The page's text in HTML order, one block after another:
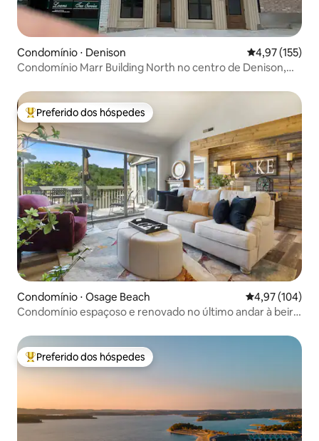
Condomínio ⋅ Denison 4,97 de uma
4,97 (155)
Condomínio Marr Building North no centro de Denison,
Entre os melhores preferidos dos hóspedes
Preferido dos hóspedes
Condomínio ⋅ Osage Beach 4,97 de uma
4,97 (104)
Condomínio espaçoso e renovado no último andar à beira
Entre os melhores preferidos dos hóspedes
Preferido dos hóspedes